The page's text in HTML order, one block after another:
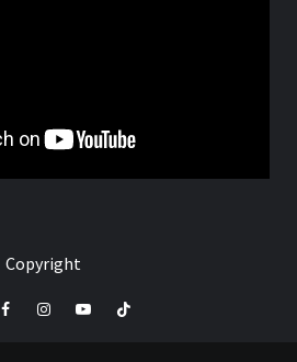
Copyright
FacebookInstagramYoutube
Tik